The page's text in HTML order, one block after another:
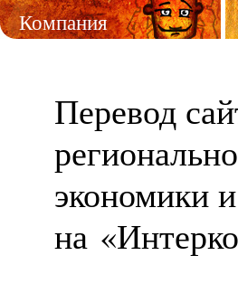
Компания
Перевод
экономики
на